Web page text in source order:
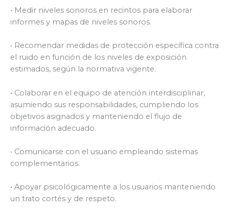
• Medir niveles sonoros en recintos para elaborar
informes y mapas de niveles sonoros.
• Recomendar medidas de protección específica contra
el ruido en función de los niveles de exposición
estimados, según la normativa vigente.
• Colaborar en el equipo de atención interdisciplinar,
asumiendo sus responsabilidades, cumpliendo los
objetivos asignados y manteniendo el flujo de
información adecuado.
• Comunicarse con el usuario empleando sistemas
complementarios.
• Apoyar psicológicamente a los usuarios manteniendo
un trato cortés y de respeto.